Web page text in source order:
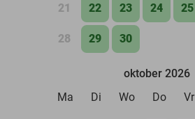
21 22 23 24 25
28 29 30
oktober 2026
Ma
Di Wo Do Vr